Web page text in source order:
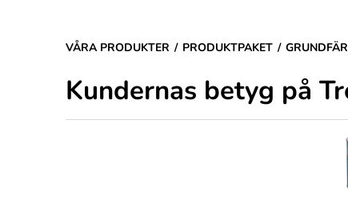
VÅRA PRODUKTER PRODUKTPAKET
Kundernas betyg på